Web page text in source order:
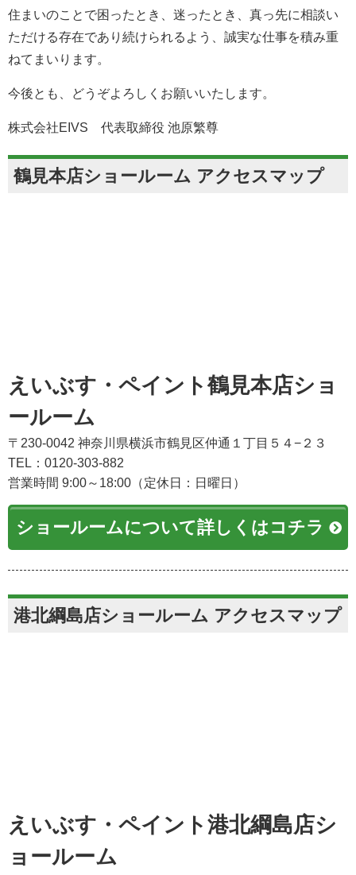
住まいのことで困ったとき、迷ったとき、真っ先に相談い
ただける存在であり続けられるよう、誠実な仕事を積み重
ねてまいります。
今後とも、どうぞよろしくお願いいたします。
株式会社EIVS 代表取締役 池原繁尊
鶴見本店ショールーム アクセスマップ
えいぶす・ペイント鶴見本店ショ
ールーム
〒230-0042 神奈川県横浜市鶴見区仲通１丁目５４−２３
TEL：0120-303-882
営業時間 9:00～18:00（定休日：日曜日）
ショールームについて詳しくはコチラ
港北綱島店ショールーム アクセスマップ
えいぶす・ペイント港北綱島店シ
ョールーム